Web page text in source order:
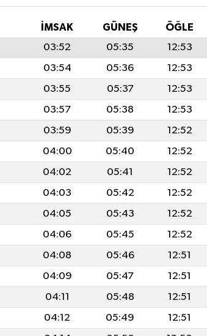
İMSAK GÜNEŞ ÖĞLE
03:52 05:35 12:53
03:54 05:36 12:53
03:55 05:37 12:53
03:57 05:38 12:53
03:59 05:39 12:52
04:00 05:40 12:52
04:02 05:41 12:52
04:03 05:42 12:52
04:05 05:43 12:52
04:06 05:45 12:52
04:08 05:46 12:51
04:09 05:47 12:51
04:11 05:48 12:51
04:12 05:49 12:51